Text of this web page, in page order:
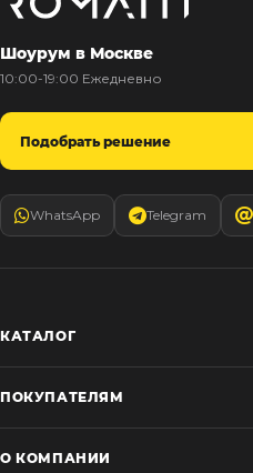
Шоурум в Москве
10:00-19:00 Ежедневно
Подобрать решение
WhatsApp Telegram
КАТАЛОГ
ПОКУПАТЕЛЯМ
О КОМПАНИИ